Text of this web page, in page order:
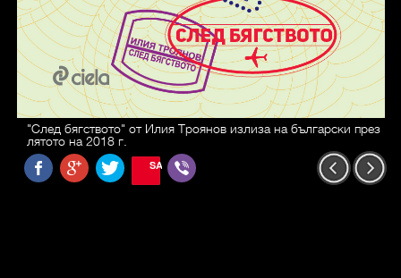
"След бягството" от Илия Троянов излиза на български през
лятото на 2018 г.
SAVE